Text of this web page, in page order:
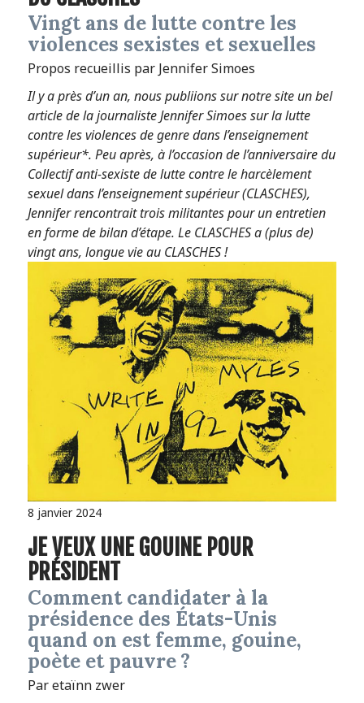
Vingt ans de lutte contre les
violences sexistes et sexuelles
Propos recueillis par Jennifer Simoes
Il y a près d’un an, nous publiions sur notre site un bel
article de la journaliste Jennifer Simoes sur la lutte
contre les violences de genre dans l’enseignement
supérieur*. Peu après, à l’occasion de l’anniversaire du
Collectif anti-sexiste de lutte contre le harcèlement
sexuel dans l’enseignement supérieur (CLASCHES),
Jennifer rencontrait trois militantes pour un entretien
en forme de bilan d’étape. Le CLASCHES a (plus de)
vingt ans, longue vie au CLASCHES !
8 janvier 2024
JE VEUX UNE GOUINE POUR
PRÉSIDENT
Comment candidater à la
présidence des États-Unis
quand on est femme, gouine,
poète et pauvre ?
Par etaïnn zwer